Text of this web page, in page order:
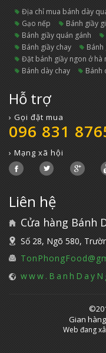
địa chỉ mua bánh dày
gạo nếp
bánh giầy
bánh giầy quán gánh
bánh giầy chay
đặt bánh giầy ngon ở hà
bánh dày chay
Hỗ trợ
› Gọi đặt mua
096 831
› Mạng xã hội
Liên hệ
Cửa hàng Bánh
Số 28, Ngõ 580,
Gian
Web đang